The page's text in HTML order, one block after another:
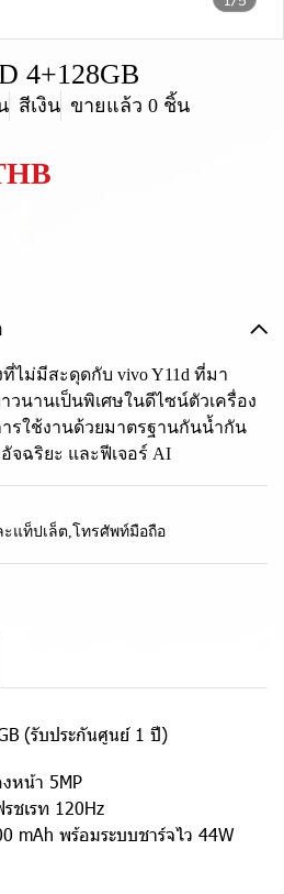
4+128GB
สีเงิน ขายแล้ว 0 ชิ้น
ไม่มีสะดุดกับ vivo Y11d ที่มา
วนานเป็นพิเศษในดีไซน์ตัวเครื่อง
รใช้งานด้วยมาตรฐานกันน้ำกัน
จฉริยะ และฟีเจอร์ AI
แท็ปเล็ต, โทรศัพท์มือถือ
(รับประกันศูนย์ 1 ปี)
หน้า 5MP
ชเรท 120Hz
mAh พร้อมระบบชาร์จไว 44W